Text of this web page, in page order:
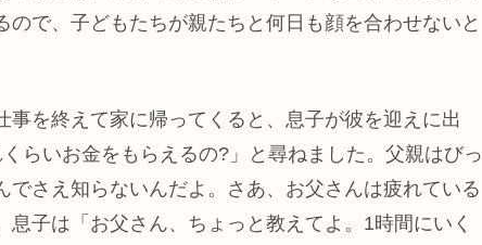
で、子どもたちが親たちと何日も顔を合わせないと
を終えて家に帰ってくると、息子が彼を迎えに出
らいお金をもらえるの?」と尋ねました。父親はびっ
でさえ知らないんだよ。さあ、お父さんは疲れている
子は「お父さん、ちょっと教えてよ。1時間にいく